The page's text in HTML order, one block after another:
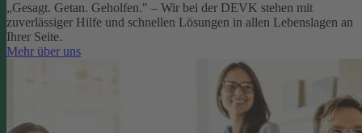
„Gesagt. Getan. Geholfen." – Wir bei der DEVK stehen mit
zuverlässiger Hilfe und schnellen Lösungen in allen Lebenslagen an
Ihrer Seite.
Mehr über uns